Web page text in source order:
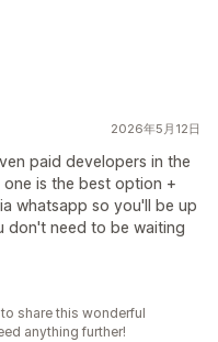
2026年5月12日
paid developers in the
is the best option +
whatsapp so you'll be up
don't need to be waiting
share this wonderful
anything further!